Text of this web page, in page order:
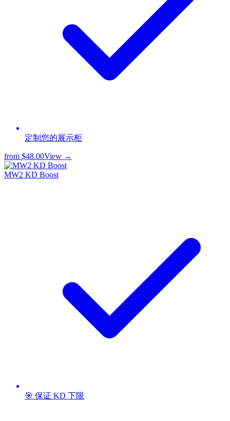
定制您的展示柜
from $48.00View →
MW2 KD Boost
🎯 保证 KD 下限